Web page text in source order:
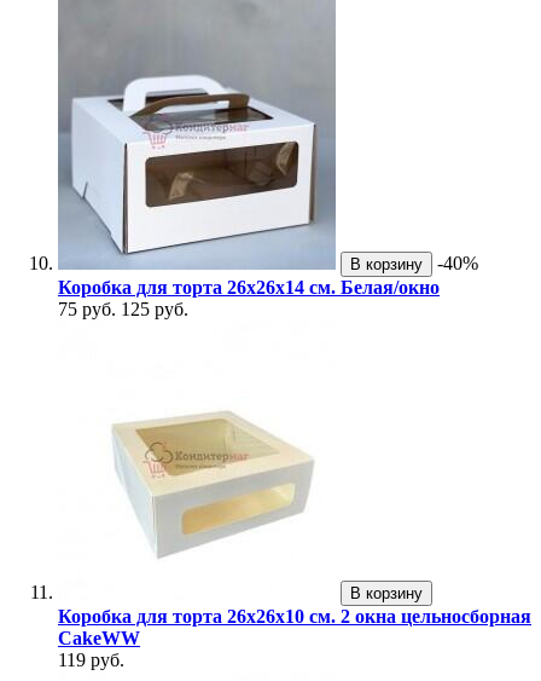
В корзину
-40%
Коробка для торта 26х26х14 см. Белая/окно
75 руб. 125 руб.
В корзину
Коробка для торта 26х26х10 см. 2 окна цельносборная
CakeWW
119 руб.